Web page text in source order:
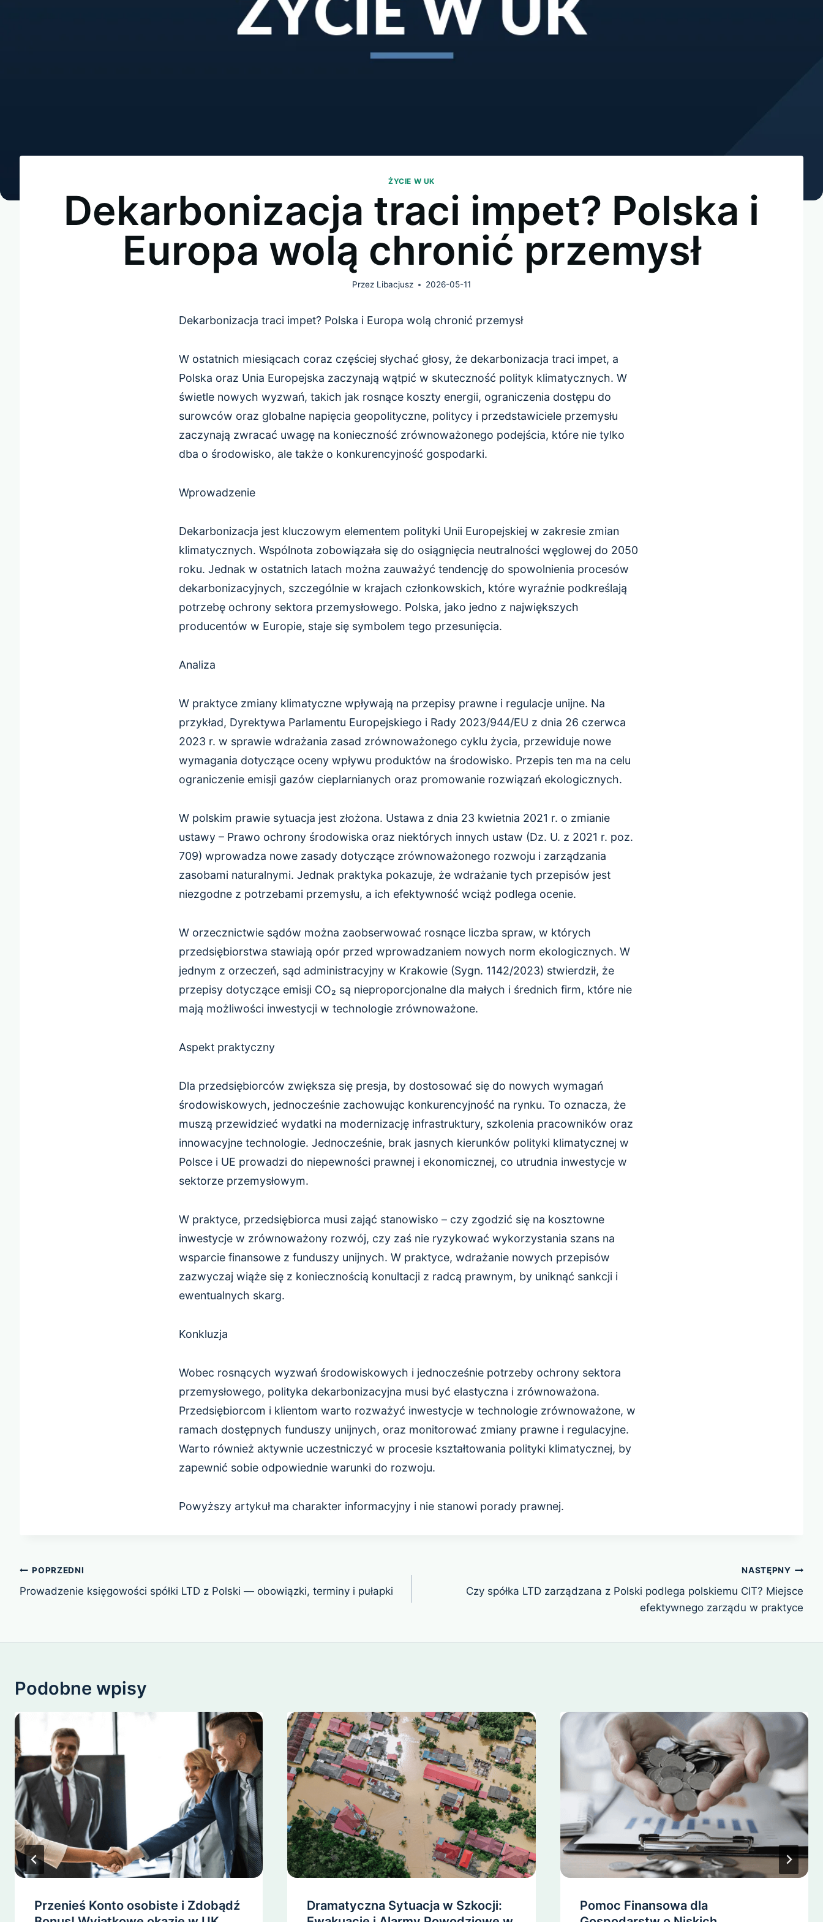
ŻYCIE W UK
Dekarbonizacja traci impet? Polska i
Europa wolą chronić przemysł
Przez Libacjusz 2026-05-11
Dekarbonizacja traci impet? Polska i Europa wolą chronić przemysł
W ostatnich miesiącach coraz częściej słychać głosy, że dekarbonizacja traci impet, a
Polska oraz Unia Europejska zaczynają wątpić w skuteczność polityk klimatycznych. W
świetle nowych wyzwań, takich jak rosnące koszty energii, ograniczenia dostępu do
surowców oraz globalne napięcia geopolityczne, politycy i przedstawiciele przemysłu
zaczynają zwracać uwagę na konieczność zrównoważonego podejścia, które nie tylko
dba o środowisko, ale także o konkurencyjność gospodarki.
Wprowadzenie
Dekarbonizacja jest kluczowym elementem polityki Unii Europejskiej w zakresie zmian
klimatycznych. Wspólnota zobowiązała się do osiągnięcia neutralności węglowej do 2050
roku. Jednak w ostatnich latach można zauważyć tendencję do spowolnienia procesów
dekarbonizacyjnych, szczególnie w krajach członkowskich, które wyraźnie podkreślają
potrzebę ochrony sektora przemysłowego. Polska, jako jedno z największych
producentów w Europie, staje się symbolem tego przesunięcia.
Analiza
W praktyce zmiany klimatyczne wpływają na przepisy prawne i regulacje unijne. Na
przykład, Dyrektywa Parlamentu Europejskiego i Rady 2023/944/EU z dnia 26 czerwca
2023 r. w sprawie wdrażania zasad zrównoważonego cyklu życia, przewiduje nowe
wymagania dotyczące oceny wpływu produktów na środowisko. Przepis ten ma na celu
ograniczenie emisji gazów cieplarnianych oraz promowanie rozwiązań ekologicznych.
W polskim prawie sytuacja jest złożona. Ustawa z dnia 23 kwietnia 2021 r. o zmianie
ustawy – Prawo ochrony środowiska oraz niektórych innych ustaw (Dz. U. z 2021 r. poz.
709) wprowadza nowe zasady dotyczące zrównoważonego rozwoju i zarządzania
zasobami naturalnymi. Jednak praktyka pokazuje, że wdrażanie tych przepisów jest
niezgodne z potrzebami przemysłu, a ich efektywność wciąż podlega ocenie.
W orzecznictwie sądów można zaobserwować rosnące liczba spraw, w których
przedsiębiorstwa stawiają opór przed wprowadzaniem nowych norm ekologicznych. W
jednym z orzeczeń, sąd administracyjny w Krakowie (Sygn. 1142/2023) stwierdził, że
przepisy dotyczące emisji CO₂ są nieproporcjonalne dla małych i średnich firm, które nie
mają możliwości inwestycji w technologie zrównoważone.
Aspekt praktyczny
Dla przedsiębiorców zwiększa się presja, by dostosować się do nowych wymagań
środowiskowych, jednocześnie zachowując konkurencyjność na rynku. To oznacza, że
muszą przewidzieć wydatki na modernizację infrastruktury, szkolenia pracowników oraz
innowacyjne technologie. Jednocześnie, brak jasnych kierunków polityki klimatycznej w
Polsce i UE prowadzi do niepewności prawnej i ekonomicznej, co utrudnia inwestycje w
sektorze przemysłowym.
W praktyce, przedsiębiorca musi zająć stanowisko – czy zgodzić się na kosztowne
inwestycje w zrównoważony rozwój, czy zaś nie ryzykować wykorzystania szans na
wsparcie finansowe z funduszy unijnych. W praktyce, wdrażanie nowych przepisów
zazwyczaj wiąże się z koniecznością konultacji z radcą prawnym, by uniknąć sankcji i
ewentualnych skarg.
Konkluzja
Wobec rosnących wyzwań środowiskowych i jednocześnie potrzeby ochrony sektora
przemysłowego, polityka dekarbonizacyjna musi być elastyczna i zrównoważona.
Przedsiębiorcom i klientom warto rozważyć inwestycje w technologie zrównoważone, w
ramach dostępnych funduszy unijnych, oraz monitorować zmiany prawne i regulacyjne.
Warto również aktywnie uczestniczyć w procesie kształtowania polityki klimatycznej, by
zapewnić sobie odpowiednie warunki do rozwoju.
Powyższy artykuł ma charakter informacyjny i nie stanowi porady prawnej.
Nawigacja
wpisu
POPRZEDNI
Prowadzenie księgowości spółki LTD z Polski — obowiązki, terminy i pułapki
NASTĘPNY
Czy spółka LTD zarządzana z Polski podlega polskiemu CIT? Miejsce
efektywnego zarządu w praktyce
Podobne wpisy
Przenieś Konto osobiste i Zdobądź
Dramatyczna Sytuacja w Szkocji:
Pomoc Finansowa dla